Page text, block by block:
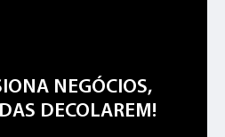
NEGÓCIOS,
DECOLAREM!